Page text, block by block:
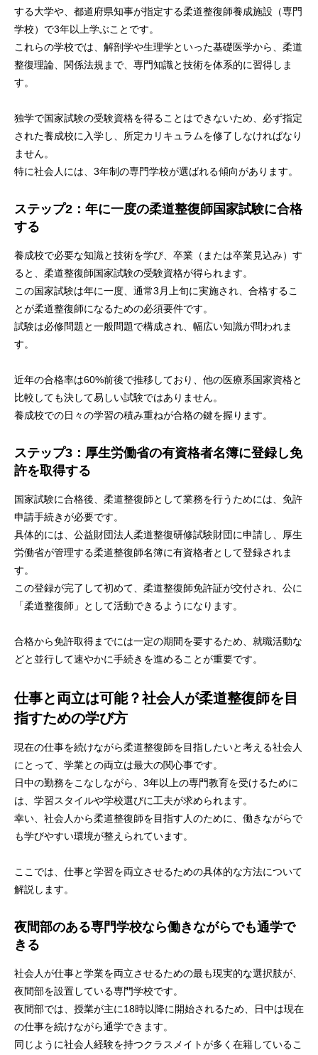
する大学や、都道府県知事が指定する柔道整復師養成施設（専門
学校）で3年以上学ぶことです。
これらの学校では、解剖学や生理学といった基礎医学から、柔道
整復理論、関係法規まで、専門知識と技術を体系的に習得しま
す。
独学で国家試験の受験資格を得ることはできないため、必ず指定
された養成校に入学し、所定カリキュラムを修了しなければなり
ません。
特に社会人には、3年制の専門学校が選ばれる傾向があります。
ステップ2：年に一度の柔道整復師国家試験に合格
する
養成校で必要な知識と技術を学び、卒業（または卒業見込み）す
ると、柔道整復師国家試験の受験資格が得られます。
この国家試験は年に一度、通常3月上旬に実施され、合格するこ
とが柔道整復師になるための必須要件です。
試験は必修問題と一般問題で構成され、幅広い知識が問われま
す。
近年の合格率は60%前後で推移しており、他の医療系国家資格と
比較しても決して易しい試験ではありません。
養成校での日々の学習の積み重ねが合格の鍵を握ります。
ステップ3：厚生労働省の有資格者名簿に登録し免
許を取得する
国家試験に合格後、柔道整復師として業務を行うためには、免許
申請手続きが必要です。
具体的には、公益財団法人柔道整復研修試験財団に申請し、厚生
労働省が管理する柔道整復師名簿に有資格者として登録されま
す。
この登録が完了して初めて、柔道整復師免許証が交付され、公に
「柔道整復師」として活動できるようになります。
合格から免許取得までには一定の期間を要するため、就職活動な
どと並行して速やかに手続きを進めることが重要です。
仕事と両立は可能？社会人が柔道整復師を目
指すための学び方
現在の仕事を続けながら柔道整復師を目指したいと考える社会人
にとって、学業との両立は最大の関心事です。
日中の勤務をこなしながら、3年以上の専門教育を受けるために
は、学習スタイルや学校選びに工夫が求められます。
幸い、社会人から柔道整復師を目指す人のために、働きながらで
も学びやすい環境が整えられています。
ここでは、仕事と学習を両立させるための具体的な方法について
解説します。
夜間部のある専門学校なら働きながらでも通学で
きる
社会人が仕事と学業を両立させるための最も現実的な選択肢が、
夜間部を設置している専門学校です。
夜間部では、授業が主に18時以降に開始されるため、日中は現在
の仕事を続けながら通学できます。
同じように社会人経験を持つクラスメイトが多く在籍しているこ